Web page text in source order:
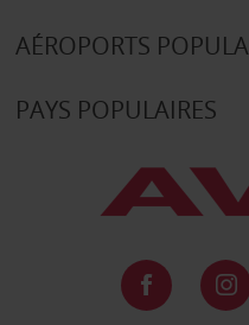
AÉROPORTS
PAYS POPULAIRES